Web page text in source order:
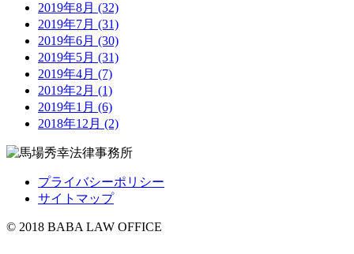
2019年8月 (32)
2019年7月 (31)
2019年6月 (30)
2019年5月 (31)
2019年4月 (7)
2019年2月 (1)
2019年1月 (6)
2018年12月 (2)
プライバシーポリシー
サイトマップ
© 2018 BABA LAW OFFICE